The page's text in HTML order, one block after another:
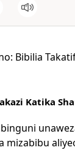
Bibilia
Katika
mizabibu